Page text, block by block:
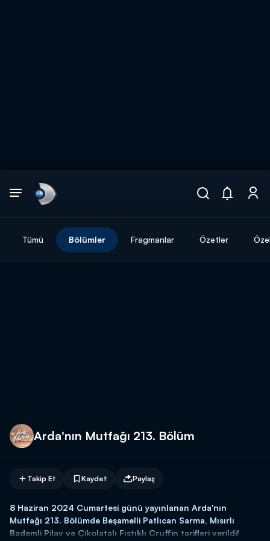
Tümü Bölümler Fragmanlar Özetler
Arda'nın Mutfağı 213. Bölüm
Takip Et Kaydet Paylaş
8 Haziran 2024 Cumartesi günü yayınlanan Arda'nın
Mutfağı 213. Bölümde Beşamelli Patlıcan Sarma, Mısırlı
Bademli Pilav ve Çikolatalı Fıstıklı Cruffin tarifleri verildi!